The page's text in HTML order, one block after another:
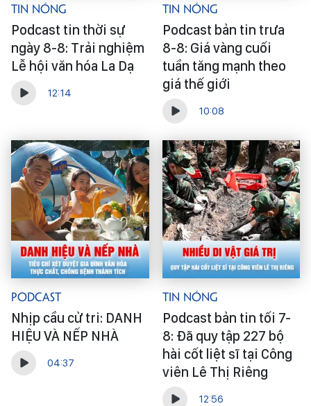
Tin Nóng
Podcast tin thời sự
ngày 8-8: Trải nghiệm
Lễ hội văn hóa La Dạ
12:14
Tin Nóng
Podcast bản tin trưa
8-8: Giá vàng cuối
tuần tăng mạnh theo
giá thế giới
10:08
Podcast
Nhịp cầu cử tri: DANH
HIỆU VÀ NẾP NHÀ
04:37
Tin Nóng
Podcast bản tin tối 7-
8: Đã quy tập 227 bộ
hài cốt liệt sĩ tại Công
viên Lê Thị Riêng
12:56